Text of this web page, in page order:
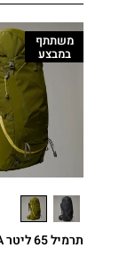
משתתף
במבצע
תרמיל 65 ליטר TERRA